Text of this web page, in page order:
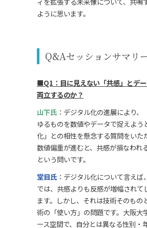
ように思います。
Q&Aセッションサマリ
■Q1：目に見えない「共感」とデ
両立するのか？
山下氏 ：デジタル化の進展により、
ゆるものを数値やデータで捉えよう
化」との相性を懸念する質問をいた
数値偏重が進むと、共感が損なわれ
という問いです。
堂目氏 ：デジタル化について言えば
では、共感よりも反感が増幅されて
ます。しかし、それは技術そのもの
術の「使い方」の問題です。大阪大
ース空間で、自分とは異なる性別・